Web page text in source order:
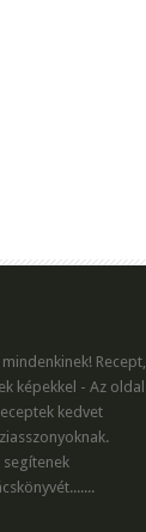
Recept,
képekkel - Az oldal
kedvet
segítenek